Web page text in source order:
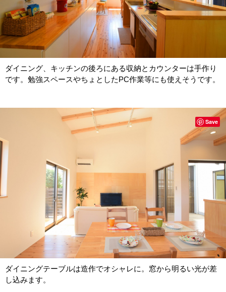
ダイニング、キッチンの後ろにある収納とカウンターは手作り
です。勉強スペースやちょとしたPC作業等にも使えそうです。
ダイニングテーブルは造作でオシャレに。窓から明るい光が差
し込みます。
Save